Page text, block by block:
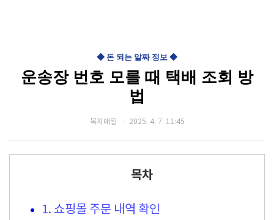
◆ 돈 되는 알짜 정보 ◆
운송장 번호 모를 때 택배 조회 방
법
복지매일 2025. 4. 7. 11:45
목차
1. 쇼핑몰 주문 내역 확인